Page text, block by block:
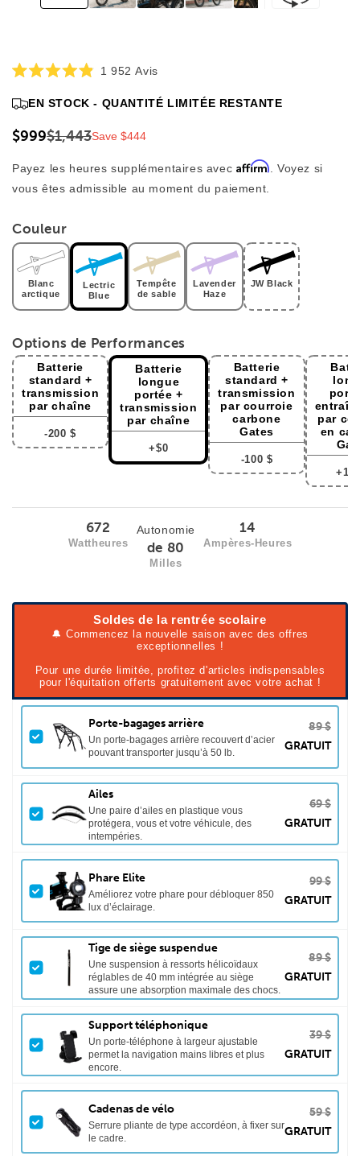
4,9
sur
étoiles
1 952 AvisCliquez
faire
EN STOCK - QUANTITÉ LIMITÉE RESTANTE
$999$1,443Save $444
Payez les heures supplémentaires avec Affirm . Voyez si
vous êtes admissible au moment du paiement.
Couleur
Blanc
arctique
Lectric
Blue
Tempête
de sable
Lavender
Haze
JW Black
Options de Performances
Batterie
standard +
transmission
par chaîne
-200 $
Batterie
longue
portée +
transmission
par chaîne
+$0
Batterie
standard +
transmission
par courroie
carbone
Gates
-100 $
par
en
672
Wattheures
Autonomie
de 80
Milles
14
Ampères-Heures
Soldes de la rentrée scolaire
🔔 Commencez la nouvelle saison avec des offres
exceptionnelles !
Pour une durée limitée, profitez d'articles indispensables
pour l'équitation offerts gratuitement avec votre achat !
Porte-bagages arrière
Un porte-bagages arrière recouvert d’acier
pouvant transporter jusqu’à 50 lb.
89 $
GRATUIT
Ailes
Une paire d’ailes en plastique vous
protégera, vous et votre véhicule, des
intempéries.
69 $
GRATUIT
Phare Elite
Améliorez votre phare pour débloquer 850
lux d’éclairage.
99 $
GRATUIT
Tige de siège suspendue
Une suspension à ressorts hélicoïdaux
réglables de 40 mm intégrée au siège
assure une absorption maximale des chocs.
89 $
GRATUIT
Support téléphonique
Un porte-téléphone à largeur ajustable
permet la navigation mains libres et plus
encore.
39 $
GRATUIT
Cadenas de vélo
Serrure pliante de type accordéon, à fixer sur
le cadre.
59 $
GRATUIT